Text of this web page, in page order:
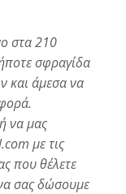
στα 210
σφραγίδα
και άμεσα να
να μας
με τις
που θέλετε
σας δώσουμε